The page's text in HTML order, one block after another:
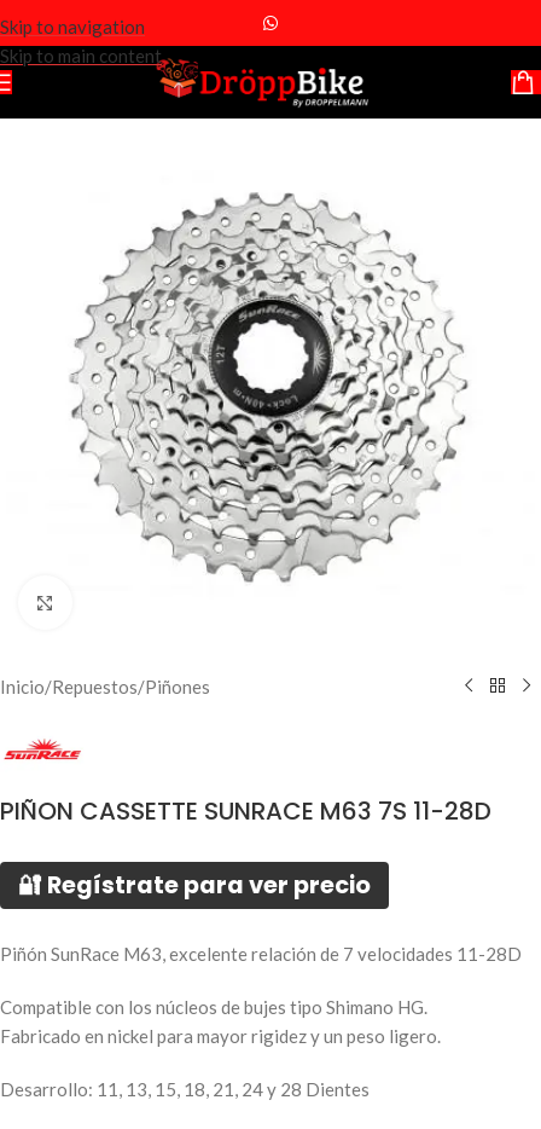
Skip to navigation
Skip to main content
Inicio/Repuestos/Piñones
PIÑON CASSETTE SUNRACE M63 7S 11-28D
🔐 Regístrate para ver precio
Piñón SunRace M63, excelente relación de 7 velocidades 11-28D
Compatible con los núcleos de bujes tipo Shimano HG.
Fabricado en nickel para mayor rigidez y un peso ligero.
Desarrollo: 11, 13, 15, 18, 21, 24 y 28 Dientes